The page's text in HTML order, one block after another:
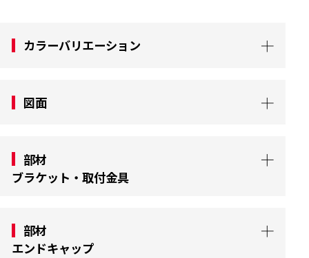
カラーバリエーション
図面
部材
ブラケット・取付金具
部材
エンドキャップ